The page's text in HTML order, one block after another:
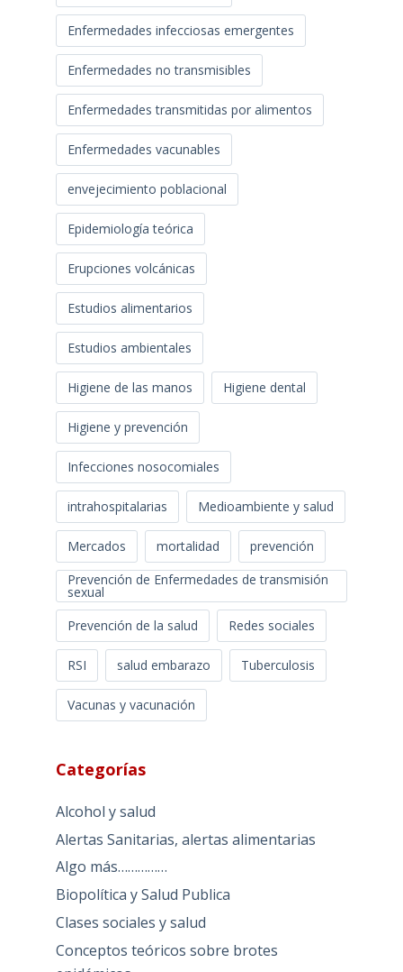
Enfermedades infecciosas emergentes
Enfermedades no transmisibles
Enfermedades transmitidas por alimentos
Enfermedades vacunables
envejecimiento poblacional
Epidemiología teórica
Erupciones volcánicas
Estudios alimentarios
Estudios ambientales
Higiene de las manos Higiene dental
Higiene y prevención
Infecciones nosocomiales
intrahospitalarias Medioambiente y salud
Mercados mortalidad
prevención
Prevención de Enfermedades de transmisión
sexual
Prevención de la salud
Redes sociales
RSI salud embarazo Tuberculosis
Vacunas y vacunación
Categorías
Alcohol y salud
Alertas Sanitarias, alertas alimentarias
Algo más……………
Biopolítica y Salud Publica
Clases sociales y salud
Conceptos teóricos sobre brotes